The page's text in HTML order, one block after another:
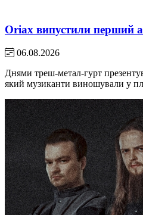
Oriax випустили перший
06.08.2026
Днями треш-метал-гурт
який музиканти виношували у